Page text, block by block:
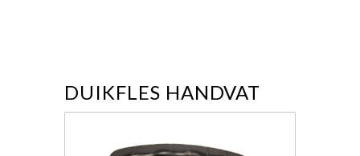
DUIKFLES HANDVAT